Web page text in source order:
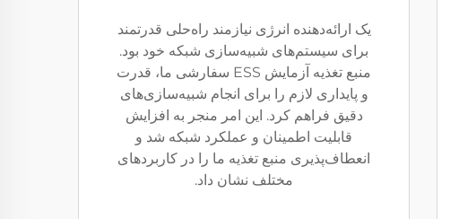
یک ارائه‌دهنده انرژی نیازمند راه‌حلی قدرتمند
برای سیستم‌های شبیه‌سازی شبکه خود بود.
منبع تغذیه آزمایش ESS سفارشی ما، قدرت
و پایداری لازم را برای انجام شبیه‌سازی‌های
دقیق فراهم کرد. این امر منجر به افزایش
قابلیت اطمینان و عملکرد شبکه شد و
انعطاف‌پذیری منبع تغذیه ما را در کاربردهای
مختلف نشان داد.